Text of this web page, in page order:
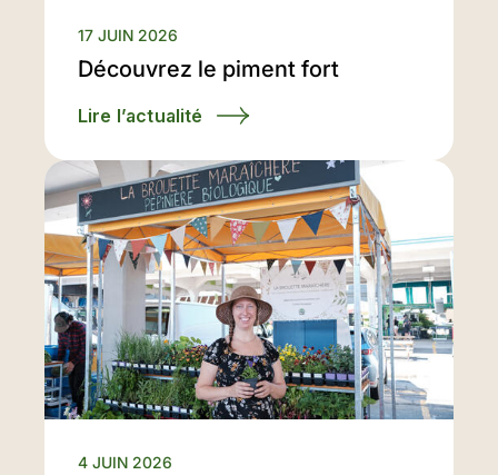
17 JUIN 2026
Découvrez le piment fort
Lire l’actualité
4 JUIN 2026